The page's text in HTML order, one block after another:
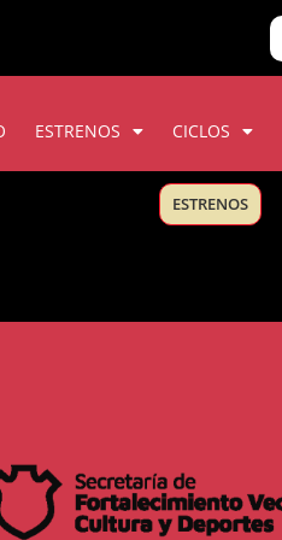
ESTRENOS CICLOS
ESTRENOS